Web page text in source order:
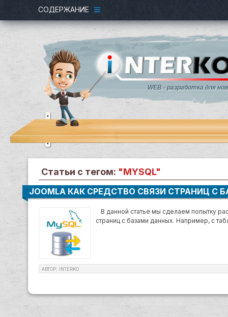
СОДЕРЖАНИЕ
WEB - разработка для
Статьи с тегом: "MYSQL"
JOOMLA КАК СРЕДСТВО СВЯЗИ СТРАНИЦ С
В данной статье мы сделаем попытку
страниц с базами данных. Например, с
АВТОР: INTERKO